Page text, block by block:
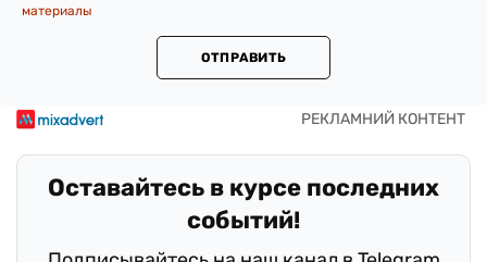
материалы
ОТПРАВИТЬ
Оставайтесь в курсе последних
событий!